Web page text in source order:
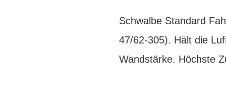
Schwalbe Standard
47/62-305). Hält die
Wandstärke. Höchste